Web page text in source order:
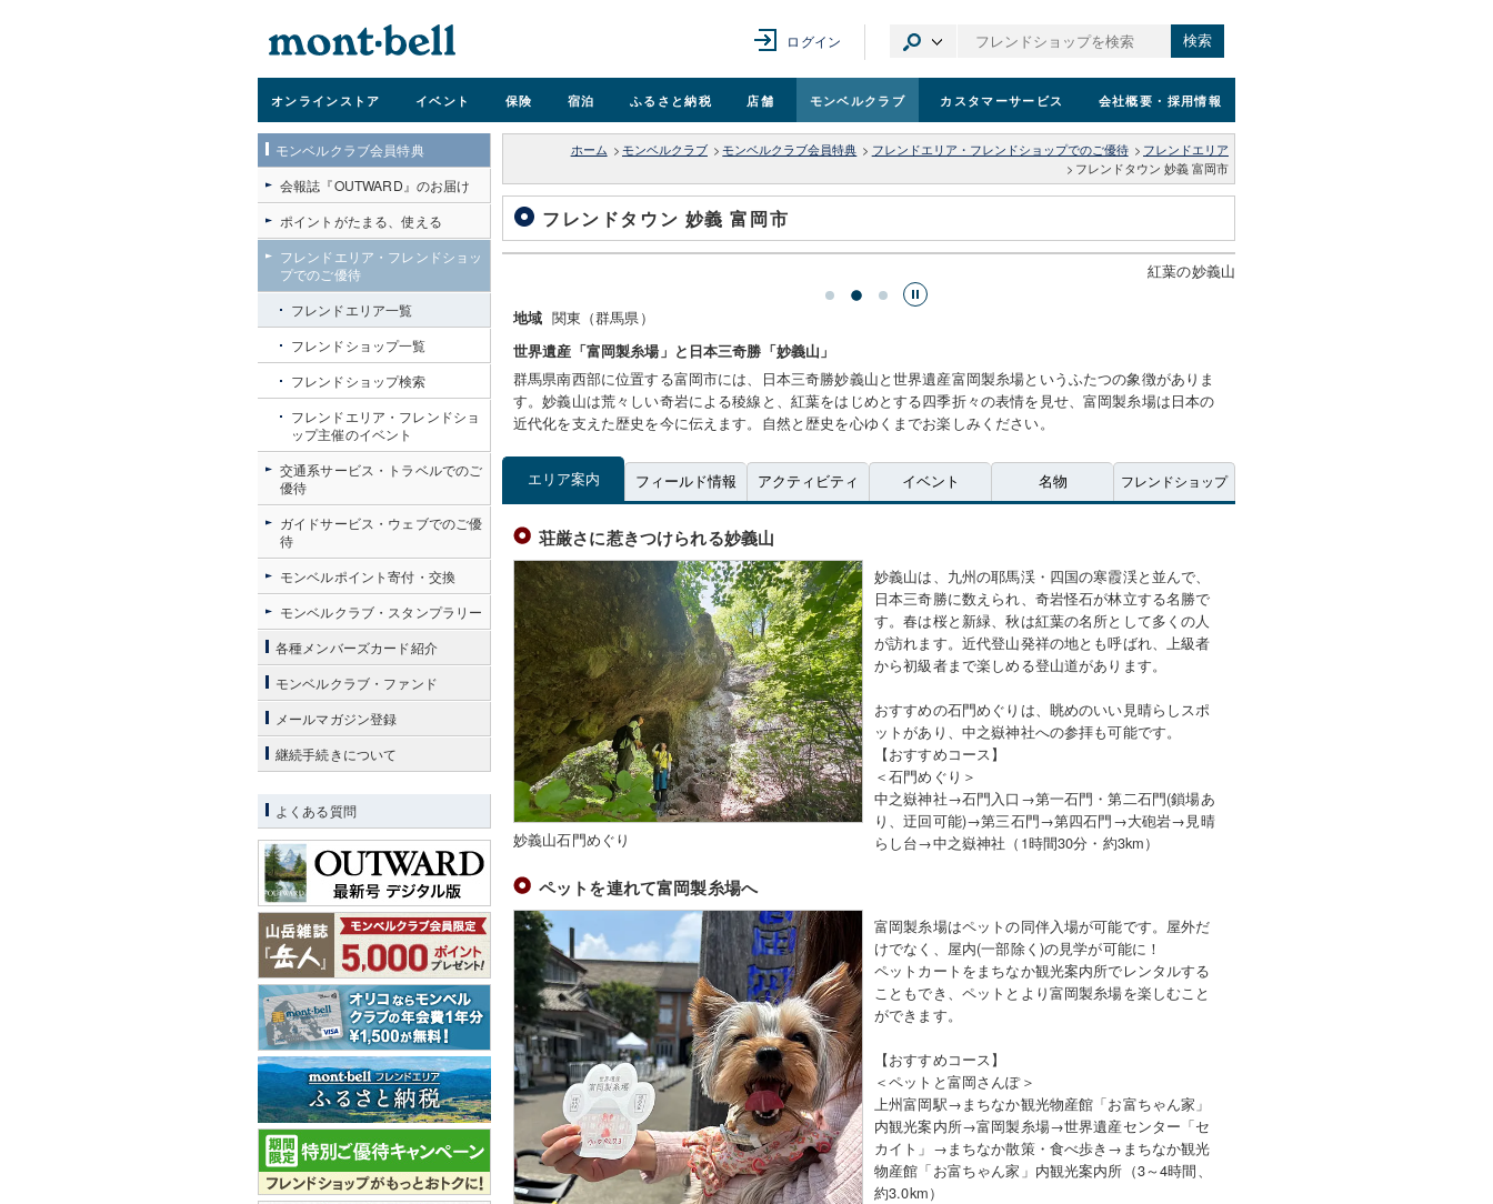
ログイン 検索
オンラインストア イベント 保険 宿泊 ふるさと納税 店舗 モンベルクラブ カスタマーサービス 会社概要 ・採用情報
ホーム > モンベルクラブ > モンベルクラブ会員特典 > フレンドエリア・フレンドショップでのご優待 > フレンドエリア
> フレンドタウン 妙義 富岡市
フレンドタウン 妙義 富岡市
紅葉の妙義山 紅葉の妙義山
地域 関東（群馬県）
世界遺産「富岡製糸場」と日本三奇勝「妙義山」
群馬県南西部に位置する富岡市には、日本三奇勝妙義山と世界遺産富岡製糸場というふたつの象徴がありま
す。妙義山は荒々しい奇岩による稜線と、紅葉をはじめとする四季折々の表情を見せ、富岡製糸場は日本の
近代化を支えた歴史を今に伝えます。自然と歴史を心ゆくまでお楽しみください。
荘厳さに惹きつけられる妙義山
妙義山石門めぐり
妙義山は、九州の耶馬渓・四国の寒霞渓と並んで、
日本三奇勝に数えられ、奇岩怪石が林立する名勝で
す。春は桜と新緑、秋は紅葉の名所として多くの人
が訪れます。近代登山発祥の地とも呼ばれ、上級者
から初級者まで楽しめる登山道があります。
おすすめの石門めぐりは、眺めのいい見晴らしスポ
ットがあり、中之嶽神社への参拝も可能です。
【おすすめコース】
＜石門めぐり＞
中之嶽神社→石門入口→第一石門・第二石門(鎖場あ
り、迂回可能)→第三石門→第四石門→大砲岩→見晴
らし台→中之嶽神社（1時間30分・約3km）
ペットを連れて富岡製糸場へ
富岡製糸場はペットの同伴入場が可能です。屋外だ
けでなく、屋内(一部除く)の見学が可能に！
ペットカートをまちなか観光案内所でレンタルする
こともでき、ペットとより富岡製糸場を楽しむこと
ができます。
【おすすめコース】
＜ペットと富岡さんぽ＞
上州富岡駅→まちなか観光物産館「お富ちゃん家」
内観光案内所→富岡製糸場→世界遺産センター「セ
カイト」→まちなか散策・食べ歩き→まちなか観光
物産館「お富ちゃん家」内観光案内所（3～4時間、
約3.0km）
モンベルクラブ会員特典
会報誌『OUTWARD』のお届け
ポイントがたまる、使える
フレンドエリア・フレンドショッ
プでのご優待
フレンドエリア一覧
フレンドショップ一覧
フレンドショップ検索
フレンドエリア・フレンドショ
ップ主催のイベント
交通系サービス・トラベルでのご
優待
ガイドサービス・ウェブでのご優
待
モンベルポイント寄付・交換
モンベルクラブ・スタンプラリー
各種メンバーズカード紹介
モンベルクラブ・ファンド
メールマガジン登録
継続手続きについて
よくある質問